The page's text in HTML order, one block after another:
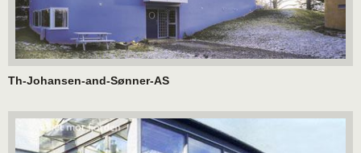
Th-Johansen-and-Sønner-AS